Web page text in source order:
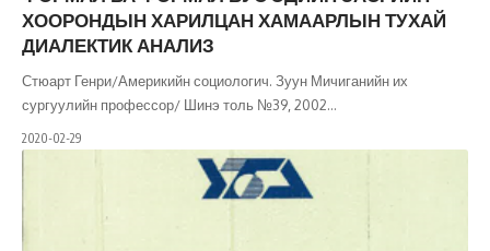
ХООРОНДЫН ХАРИЛЦАН ХАМААРЛЫН ТУХАЙ
ДИАЛЕКТИК АНАЛИЗ
Стюарт Генри/Америкийн социологич. Зуун Мичиганийн их
сургуулийн профессор/ Шинэ толь №39, 2002…
2020-02-29